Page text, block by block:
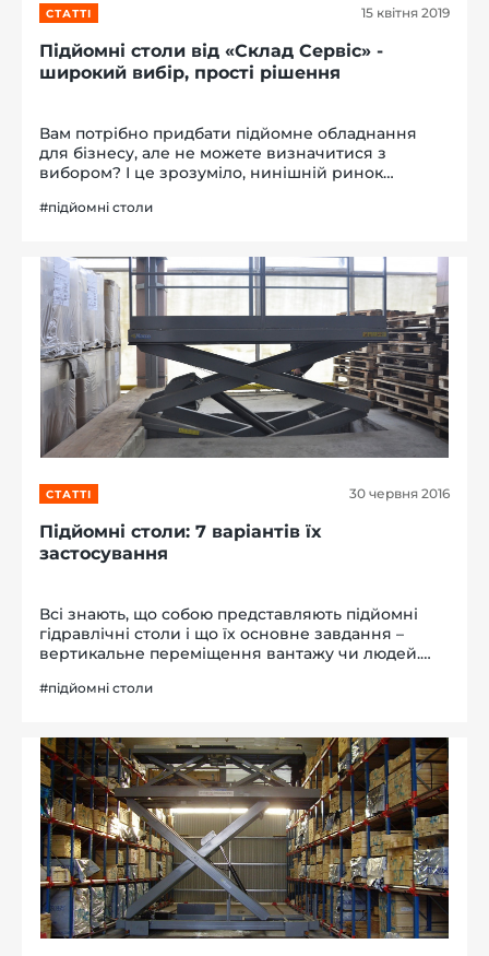
СТАТТІ 15 квітня 2019
Підйомні столи від «Склад Сервіс» -
широкий вибір, прості рішення
Вам потрібно придбати підйомне обладнання
для бізнесу, але не можете визначитися з
вибором? І це зрозуміло, нинішній ринок
переповнено пропозиціями, головне не
#підйомні столи
СТАТТІ 30 червня 2016
Підйомні столи: 7 варіантів їх
застосування
Всі знають, що собою представляють підйомні
гідравлічні столи і що їх основне завдання –
вертикальне переміщення вантажу чи людей.
можливих варіантах їх застосування. Тому ми
#підйомні столи